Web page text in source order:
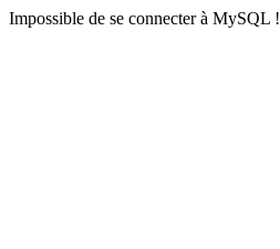
Impossible de se connecter à MySQL !